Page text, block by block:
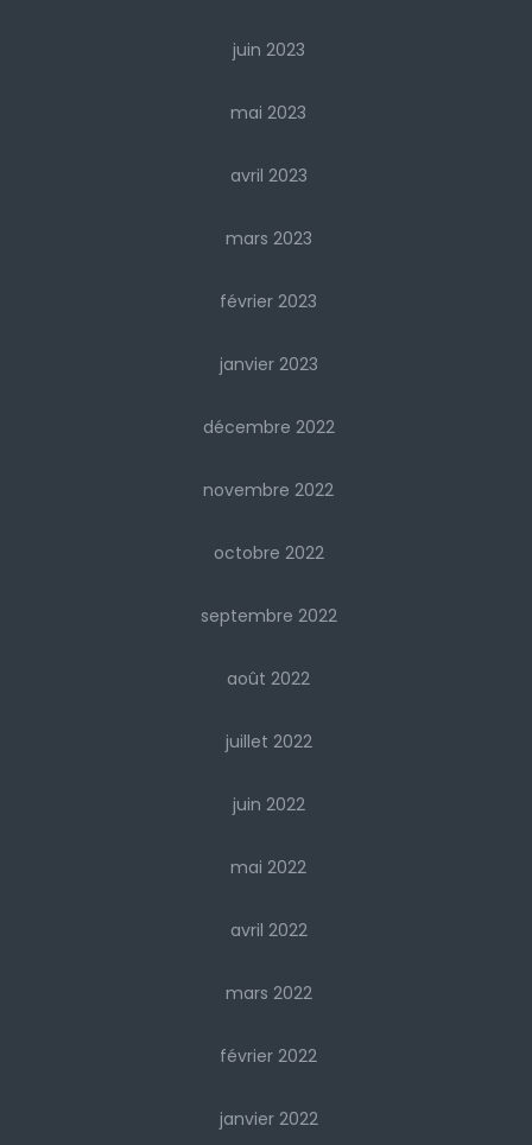
juin 2023
mai 2023
avril 2023
mars 2023
février 2023
janvier 2023
décembre 2022
novembre 2022
octobre 2022
septembre 2022
août 2022
juillet 2022
juin 2022
mai 2022
avril 2022
mars 2022
février 2022
janvier 2022